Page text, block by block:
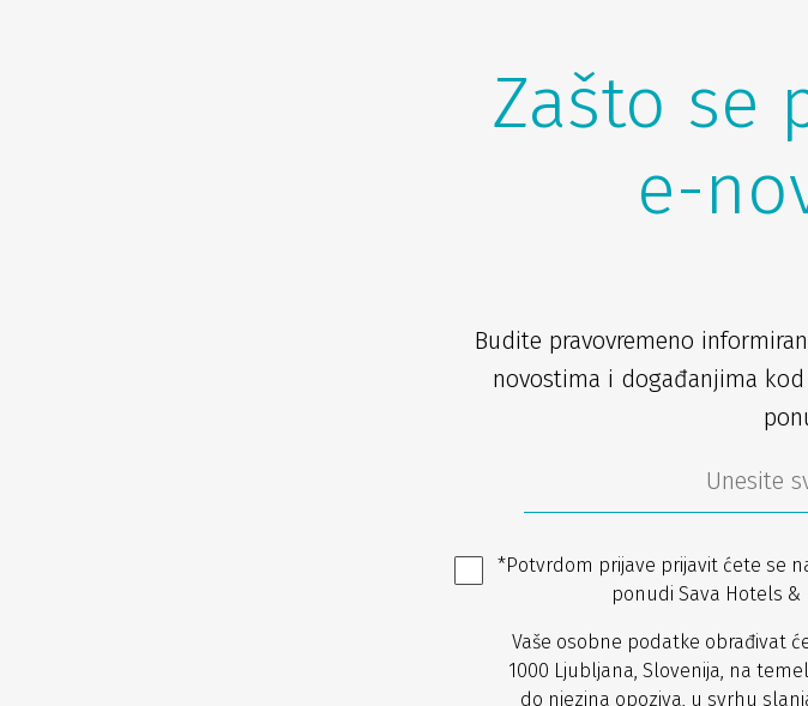
Zašto se
e-
Budite pravovremeno
novostima i događanjima
*Potvrdom prijave prijavit ćete se
ponudi Sava Hotels &
Vaše osobne podatke obrađivat
1000 Ljubljana, Slovenija, na
do njezina opoziva, u svrhu